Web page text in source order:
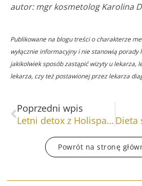
autor: mgr kosmetolog Karolina
Publikowane na blogu treści o charakterze
wyłącznie informacyjny i nie stanowią porady
jakikolwiek sposób zastąpić wizyty u lekarza,
lekarza, czy też postawionej przez lekarza
Prev
Poprzedni wpis
Letni detox z Holispace
Powrót na stronę